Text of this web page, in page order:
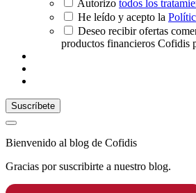
Autorizo todos los
He leído y acepto la
Deseo recibir ofertas
productos financieros Cofidis
Bienvenido al blog de Cofidis
Gracias por suscribirte a nuestro blog.